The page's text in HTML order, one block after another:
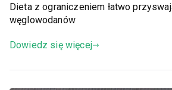
Dieta z ograniczeniem łatwo
węglowodanów
Dowiedz się więcej